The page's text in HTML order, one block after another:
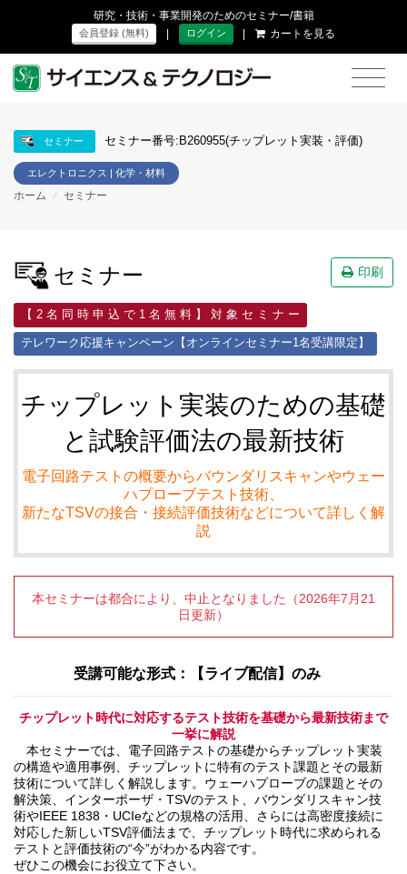
研究・技術・事業開発のためのセミナー/書籍
会員登録 (無料) | ログイン | カートを見る
セミナー セミナー番号:B260955(チップレット実装・評価)
エレクトロニクス | 化学・材料
ホーム / セミナー
セミナー 印刷
【 2 名 同 時 申 込 で 1 名 無 料 】 対 象 セ ミ ナ ー
テレワーク応援キャンペーン【オンラインセミナー1名受講限定】
チップレット実装のための基礎
と試験評価法の最新技術
電子回路テストの概要からバウンダリスキャンやウェー
ハプローブテスト技術、
新たなTSVの接合・接続評価技術などについて詳しく解
説
本セミナーは都合により、中止となりました（2026年7月21
日更新）
受講可能な形式：【ライブ配信】のみ
チップレット時代に対応するテスト技術を基礎から最新技術まで
一挙に解説
本セミナーでは、電子回路テストの基礎からチップレット実装
の構造や適用事例、チップレットに特有のテスト課題とその最新
技術について詳しく解説します。ウェーハプローブの課題とその
解決策、インターポーザ・TSVのテスト、バウンダリスキャン技
術やIEEE 1838・UCIeなどの規格の活用、さらには高密度接続に
対応した新しいTSV評価法まで、チップレット時代に求められる
テストと評価技術の“今”がわかる内容です。
ぜひこの機会にお役立て下さい。